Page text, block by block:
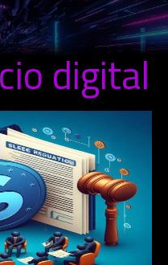
digital